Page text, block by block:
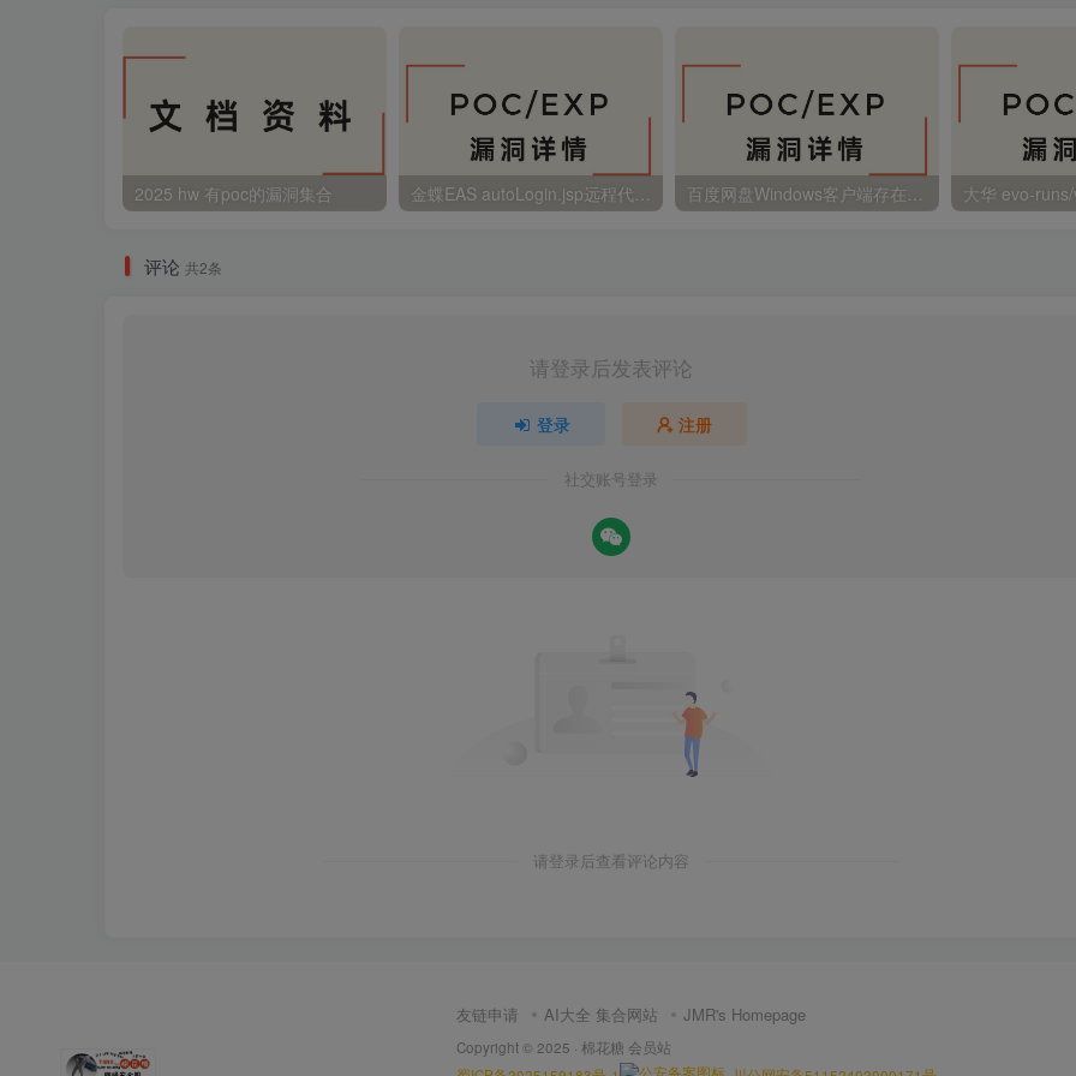
2025 hw 有poc的漏洞集合
评论 共2条
请登录后发表评论
登录 注册
社交账号登录
请登录后查看评论内容
友链申请 AI大全 集合网站 JMR's Homepage
Copyright © 2025 · 棉花糖 会员站